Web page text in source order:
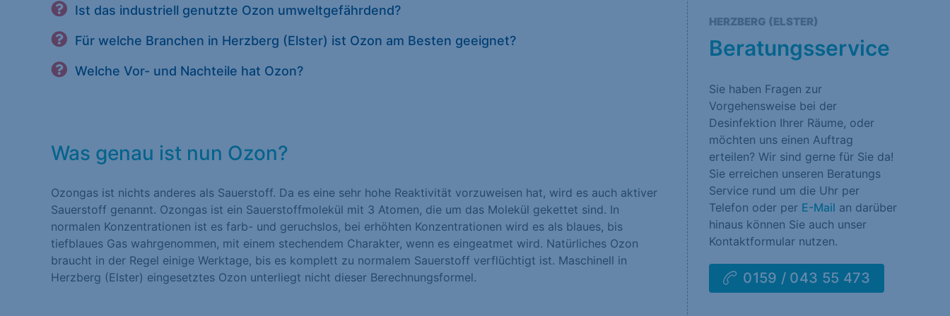
Ist das industriell genutzte Ozon umweltgefährdend?
Für welche Branchen in Herzberg (Elster) ist Ozon am Besten geeignet?
Welche Vor- und Nachteile hat Ozon?
Was genau ist nun Ozon?
Ozongas ist nichts anderes als Sauerstoff. Da es eine sehr hohe Reaktivität vorzuweisen hat, wird es auch aktiver
Sauerstoff genannt. Ozongas ist ein Sauerstoffmolekül mit 3 Atomen, die um das Molekül gekettet sind. In
normalen Konzentrationen ist es farb- und geruchslos, bei erhöhten Konzentrationen wird es als blaues, bis
tiefblaues Gas wahrgenommen, mit einem stechendem Charakter, wenn es eingeatmet wird. Natürliches Ozon
braucht in der Regel einige Werktage, bis es komplett zu normalem Sauerstoff verflüchtigt ist. Maschinell in
Herzberg (Elster) eingesetztes Ozon unterliegt nicht dieser Berechnungsformel.
HERZBERG (ELSTER)
Beratungsservice
Sie haben Fragen zur
Vorgehensweise bei der
Desinfektion Ihrer Räume, oder
möchten uns einen Auftrag
erteilen? Wir sind gerne für Sie da!
Sie erreichen unseren Beratungs
Service rund um die Uhr per
Telefon oder per E-Mail an darüber
hinaus können Sie auch unser
Kontaktformular nutzen.
0159 / 043 55 473
Impressum